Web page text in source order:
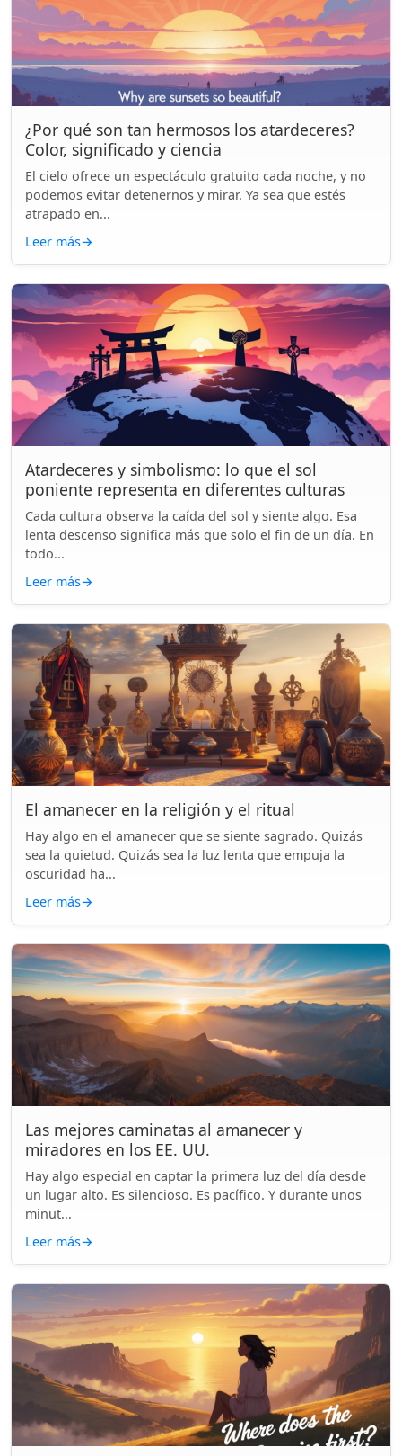
¿Por qué son tan hermosos los atardeceres?
Color, significado y ciencia
El cielo ofrece un espectáculo gratuito cada noche, y no
podemos evitar detenernos y mirar. Ya sea que estés
atrapado en...
Leer más→
Atardeceres y simbolismo: lo que el sol
poniente representa en diferentes culturas
Cada cultura observa la caída del sol y siente algo. Esa
lenta descenso significa más que solo el fin de un día. En
todo...
Leer más→
El amanecer en la religión y el ritual
Hay algo en el amanecer que se siente sagrado. Quizás
sea la quietud. Quizás sea la luz lenta que empuja la
oscuridad ha...
Leer más→
Las mejores caminatas al amanecer y
miradores en los EE. UU.
Hay algo especial en captar la primera luz del día desde
un lugar alto. Es silencioso. Es pacífico. Y durante unos
minut...
Leer más→